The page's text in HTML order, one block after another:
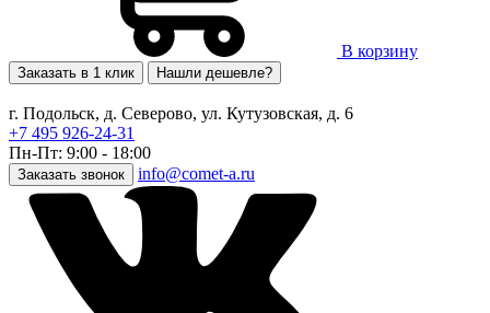
В корзину
Заказать в 1 клик Нашли дешевле?
г. Подольск, д. Северово, ул. Кутузовская, д. 6
+7 495 926-24-31
Пн-Пт: 9:00 - 18:00
Заказать звонок info@comet-a.ru